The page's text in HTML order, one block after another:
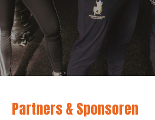
Partners & Sponsoren